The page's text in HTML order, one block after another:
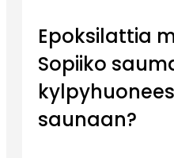
Epoksilattia
Sopiiko
saunaan?